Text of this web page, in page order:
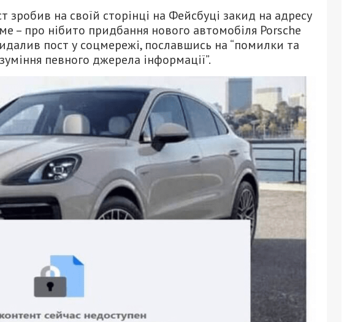
зробив на своїй сторінці на Фейсбуці закид на адресу
– про нібито придбання нового автомобіля Porsche
пост у соцмережі, пославшись на “помилки та
певного джерела інформації”.